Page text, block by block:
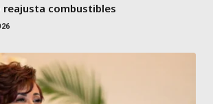
reajusta combustibles